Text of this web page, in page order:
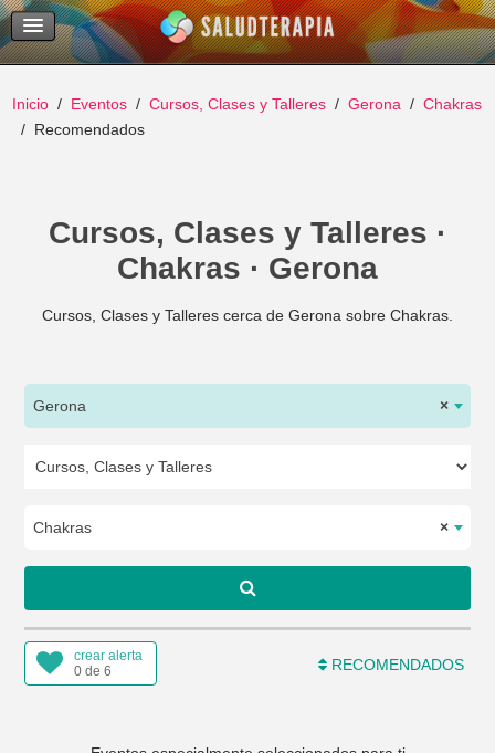
Temas Recientes
Buscar
Inicio Eventos Cursos, Clases y Talleres Gerona
Chakras
Recomendados
Cursos, Clases y Talleres ·
Chakras · Gerona
Cursos, Clases y Talleres cerca de Gerona sobre Chakras.
×
Gerona
×
Chakras
crear alerta
0 de 6
RECOMENDADOS